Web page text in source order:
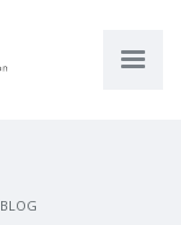
BLOG